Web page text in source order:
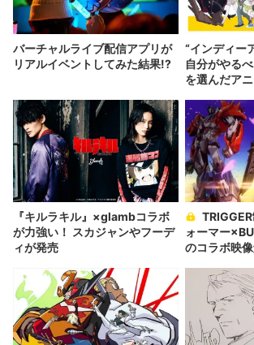
バーチャルライブ配信アプリが
リアルイベントしてみた結果!?
“インディー
自分がやる
を選んだア
『キルラキル』×glambコラボ
が力強い！ スカジャンやフーデ
ィが発売
ォーマー
のコラボ映